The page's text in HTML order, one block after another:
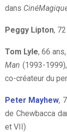
dans
Peggy Lipton,
Tom Lyle, 66
Man (1993-1999),
co-créateur du
Peter Mayhew,
de Chewbacca
et VII)